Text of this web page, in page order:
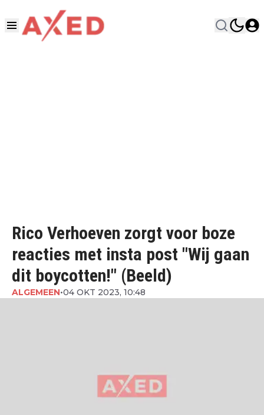
Rico Verhoeven zorgt voor boze
reacties met insta post "Wij gaan
dit boycotten!" (Beeld)
ALGEMEEN•04 OKT 2023, 10:48